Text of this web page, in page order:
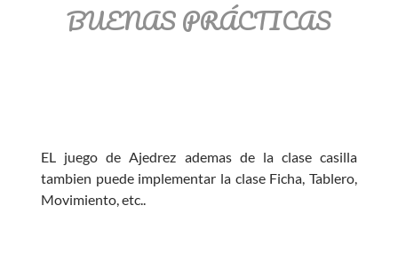
BUENAS PRÁCTICAS
EL juego de Ajedrez ademas de la clase casilla
tambien puede implementar la clase Ficha, Tablero,
Movimiento, etc..